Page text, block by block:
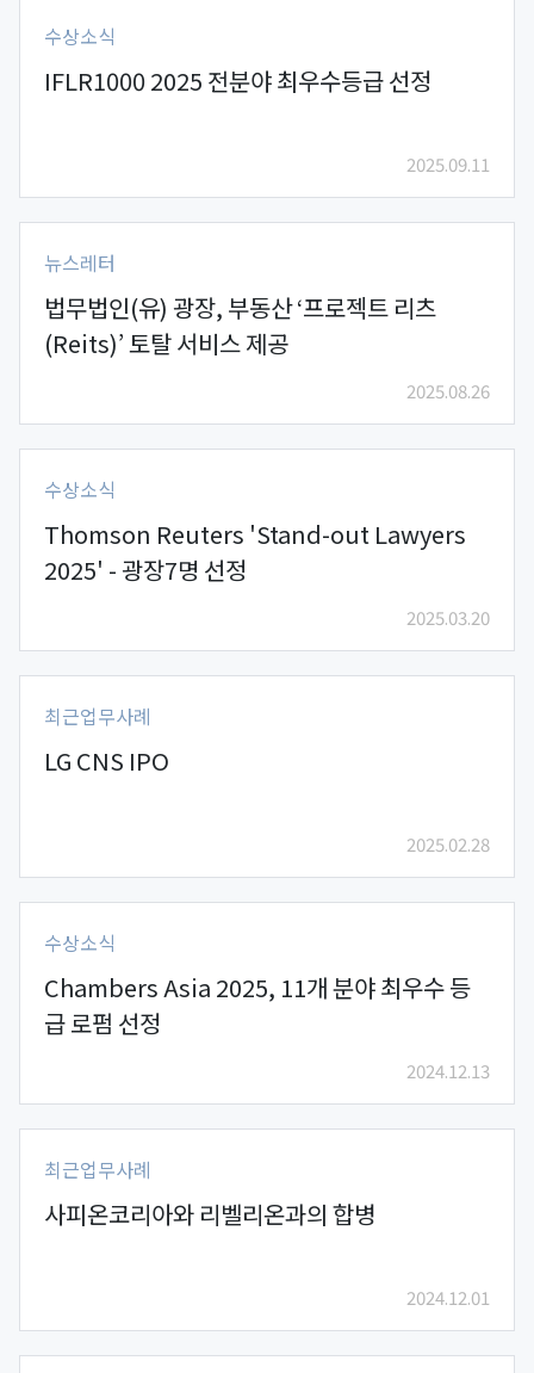
수상소식
IFLR1000 2025 전분야 최우수등급 선정
2025.09.11
뉴스레터
법무법인(유) 광장, 부동산 ‘프로젝트 리츠
(Reits)’ 토탈 서비스 제공
2025.08.26
수상소식
Thomson Reuters 'Stand-out Lawyers
2025' - 광장7명 선정
2025.03.20
최근업무사례
LG CNS IPO
2025.02.28
수상소식
Chambers Asia 2025, 11개 분야 최우수 등
급 로펌 선정
2024.12.13
최근업무사례
사피온코리아와 리벨리온과의 합병
2024.12.01